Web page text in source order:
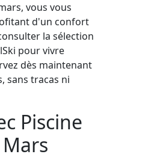
vous vous
d'un confort
la sélection
pour vivre
dès maintenant
sans tracas ni
Piscine